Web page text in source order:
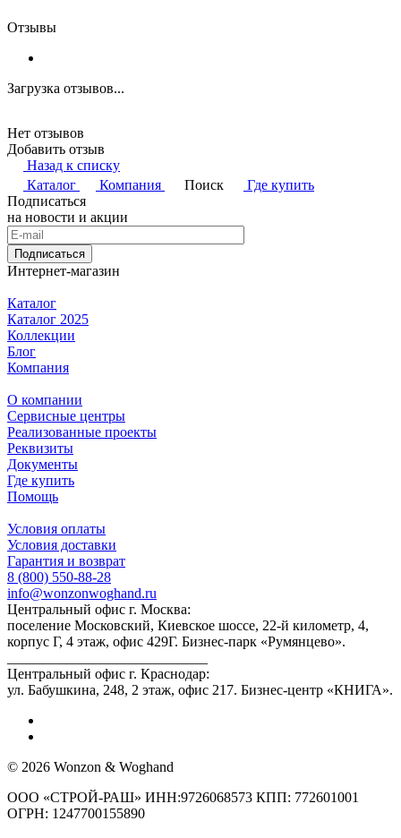
Отзывы
Загрузка отзывов...
Нет отзывов
Добавить отзыв
Назад к списку
Каталог
Компания Поиск
Где купить
Подписаться
на новости и акции
Подписаться
Интернет-магазин
Каталог
Каталог 2025
Коллекции
Блог
Компания
О компании
Сервисные центры
Реализованные проекты
Реквизиты
Документы
Где купить
Помощь
Условия оплаты
Условия доставки
Гарантия и возврат
8 (800) 550-88-28
info@wonzonwoghand.ru
Центральный офис г. Москва:
поселение Московский, Киевское шоссе, 22-й километр, 4,
корпус Г, 4 этаж, офис 429Г. Бизнес-парк «Румянцево».
Центральный офис г. Краснодар:
ул. Бабушкина, 248, 2 этаж, офис 217. Бизнес-центр «КНИГА».
© 2026 Wonzon & Woghand
ООО «СТРОЙ-РАШ» ИНН:9726068573 КПП: 772601001
ОГРН: 1247700155890